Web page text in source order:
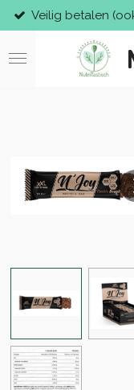
Ga
direct
naar
Veilig betalen